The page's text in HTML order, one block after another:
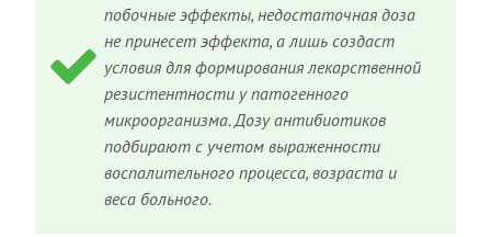
побочные эффекты, недостаточная доза
не принесет эффекта, а лишь создаст
условия для формирования лекарственной
резистентности у патогенного
микроорганизма. Дозу антибиотиков
подбирают с учетом выраженности
воспалительного процесса, возраста и
веса больного.